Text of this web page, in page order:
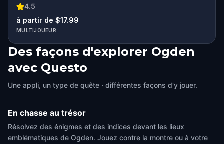
4.5
à partir de $17.99
MULTIJOUEUR
Des façons d'explorer Ogden
avec Questo
Une appli, un type de quête · différentes façons d'y jouer.
En chasse au trésor
Résolvez des énigmes et des indices devant les lieux
emblématiques de Ogden. Jouez contre la montre ou à votre